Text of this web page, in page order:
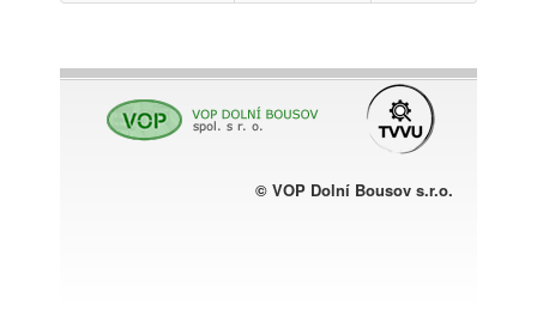
© VOP Dolní Bousov s.r.o.